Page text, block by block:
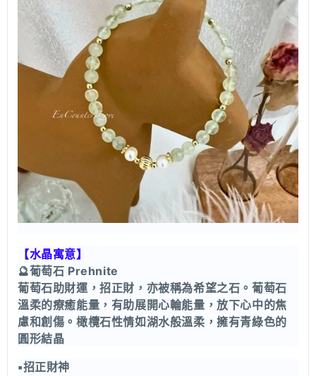
【水晶寓意】
🔮葡萄石 Prehnite
葡萄石助財運，招正財，亦被稱為希望之石。葡萄石
溫柔的療癒能量，有助展開心輪能量，放下心中的焦
慮和創傷。橄欖石性情如湖水般溫柔，擁有青綠色的
圓形結晶
▪️招正財神